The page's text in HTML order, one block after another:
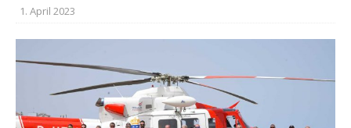
1. April 2023